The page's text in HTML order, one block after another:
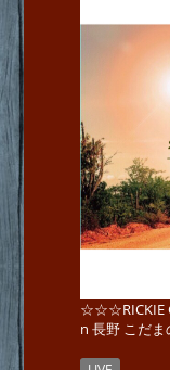
☆☆☆RICKIE
n 長野 こだ